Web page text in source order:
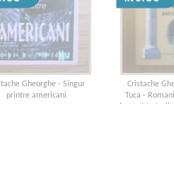
Gheorghe - Singur
printre americani
Cristache
Tuca -
lume. Marturii